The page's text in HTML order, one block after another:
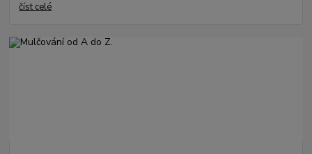
číst celé